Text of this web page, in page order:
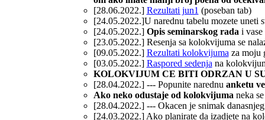
[28.06.2022.] Rezultati jun1 (poseban tab)
[24.05.2022.]U narednu tabelu mozete uneti
[24.05.2022.] Opis seminarskog radai vase
[23.05.2022.] Resenja sa kolokvijuma se
[09.05.2022.] Rezultati kolokvijumaza moju
[03.05.2022.] Raspored sedenjana
KOLOKVIJUM CE BITI ODRZAN U
[28.04.2022.] --- Popunite narednu anketu
Ako neko odustaje od kolokvijumaneka
[28.04.2022.] --- Okacen je snimak
[24.03.2022.] Ako planirate da izadjete na